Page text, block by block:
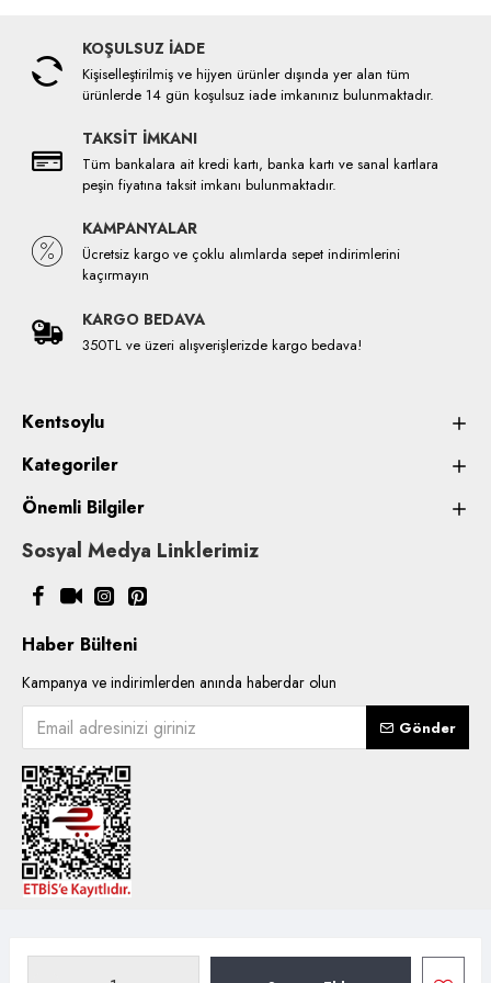
KOŞULSUZ İADE
Kişiselleştirilmiş ve hijyen ürünler dışında yer alan tüm
ürünlerde 14 gün koşulsuz iade imkanınız bulunmaktadır.
TAKSİT İMKANI
Tüm bankalara ait kredi kartı, banka kartı ve sanal kartlara
peşin fiyatına taksit imkanı bulunmaktadır.
KAMPANYALAR
Ücretsiz kargo ve çoklu alımlarda sepet indirimlerini
kaçırmayın
KARGO BEDAVA
350TL ve üzeri alışverişlerizde kargo bedava!
Kentsoylu
Kategoriler
Önemli Bilgiler
Sosyal Medya Linklerimiz
Haber Bülteni
Kampanya ve indirimlerden anında haberdar olun
Gönder